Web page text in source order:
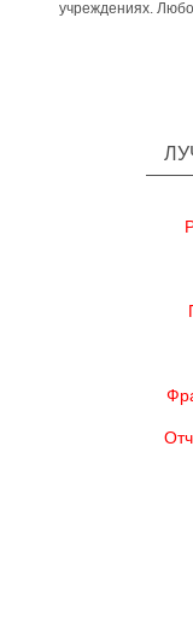
учреждениях.